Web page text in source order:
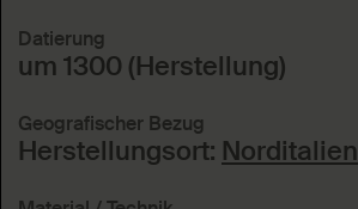
Datierung
um 1300 (Herstellung)
Geografischer Bezug
Herstellungsort: Norditalien